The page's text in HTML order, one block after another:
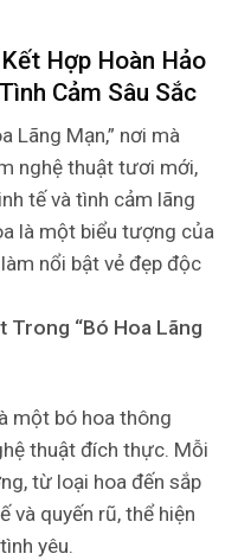
Hợp Hoàn Hảo
Cảm Sâu Sắc
Lãng Mạn,” nơi mà
nghệ thuật tươi mới,
tế và tình cảm lãng
là một biểu tượng của
nổi bật vẻ đẹp độc
Trong “Bó Hoa Lãng
một bó hoa thông
thuật đích thực. Mỗi
từ loại hoa đến sắp
và quyến rũ, thể hiện
yêu.